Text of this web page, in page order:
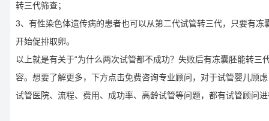
转三代筛查；
3、有性染色体遗传病的患者也可以从第二代试管转三代，只要有冻
开始促排取卵。
以上就是有关于“为什么两次试管都不成功？失败后有冻囊胚能转三
容。想要了解更多，下方点击免费咨询专业顾问，对于试管婴儿顾
试管医院、流程、费用、成功率、高龄试管等问题，都有试管顾问